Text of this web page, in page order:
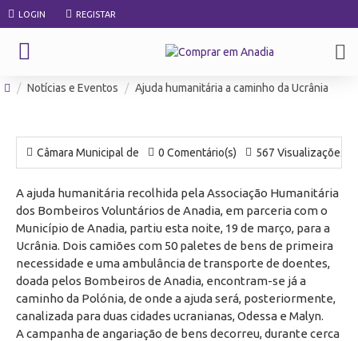
LOGIN REGISTAR
Notícias e Eventos Ajuda humanitária a caminho da Ucrânia
Câmara Municipal de 0 Comentário(s) 567 Visualizações
A ajuda humanitária recolhida pela Associação Humanitária
dos Bombeiros Voluntários de Anadia, em parceria com o
Município de Anadia, partiu esta noite, 19 de março, para a
Ucrânia. Dois camiões com 50 paletes de bens de primeira
necessidade e uma ambulância de transporte de doentes,
doada pelos Bombeiros de Anadia, encontram-se já a
caminho da Polónia, de onde a ajuda será, posteriormente,
canalizada para duas cidades ucranianas, Odessa e Malyn.
A campanha de angariação de bens decorreu, durante cerca